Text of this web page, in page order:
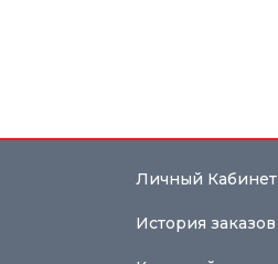
Личный Кабинет
История заказов